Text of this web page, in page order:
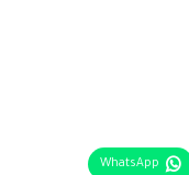
WhatsApp